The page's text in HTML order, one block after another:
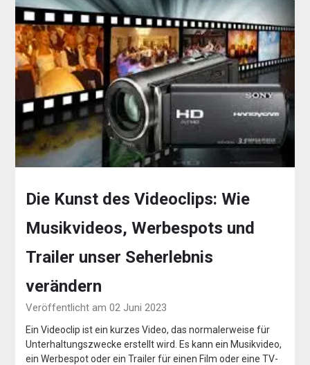
Die Kunst des Videoclips: Wie
Musikvideos, Werbespots und
Trailer unser Seherlebnis
verändern
Veröffentlicht am 02 Juni 2023
Ein Videoclip ist ein kurzes Video, das normalerweise für
Unterhaltungszwecke erstellt wird. Es kann ein Musikvideo,
ein Werbespot oder ein Trailer für einen Film oder eine TV-